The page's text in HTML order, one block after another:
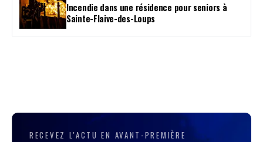
Incendie dans une résidence pour seniors à
Sainte-Flaive-des-Loups
RECEVEZ L'ACTU EN AVANT-PREMIÈRE